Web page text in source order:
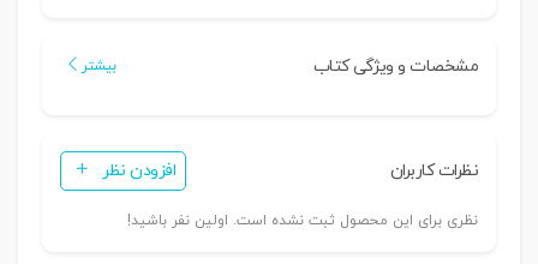
مشخصات و ویژگی کتاب بیشتر
نظرات کاربران افزودن نظر
نظری برای این محصول ثبت نشده است. اولین نفر باشید!